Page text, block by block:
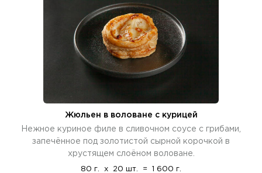
Жюльен в воловане с курицей
Нежное куриное филе в сливочном соусе с грибами,
запечённое под золотистой сырной корочкой в
хрустящем слоёном воловане.
80 г. x 20 шт. = 1 600 г.